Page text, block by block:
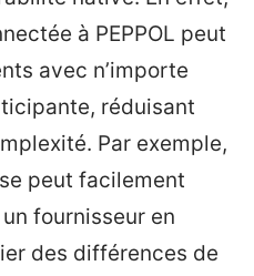
à PEPPOL peut
avec n’importe
réduisant
Par exemple,
peut facilement
fournisseur en
des différences de